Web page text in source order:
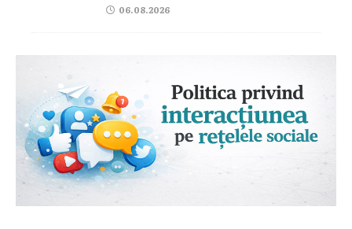
06.08.2026